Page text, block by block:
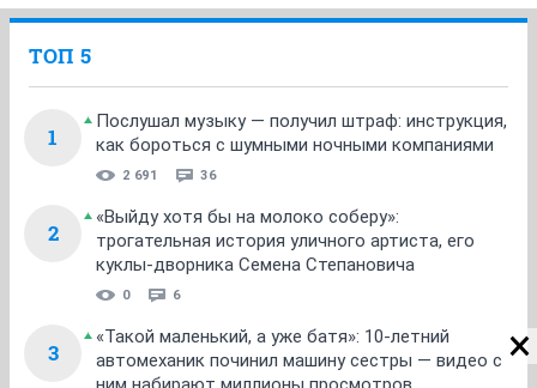
ТОП 5
1
Послушал музыку — получил штраф: инструкция,
как бороться с шумными ночными компаниями
2 691 36
2
«Выйду хотя бы на молоко соберу»:
трогательная история уличного артиста, его
куклы-дворника Семена Степановича
0 6
3
«Такой маленький, а уже батя»: 10-летний
автомеханик починил машину сестры — видео с